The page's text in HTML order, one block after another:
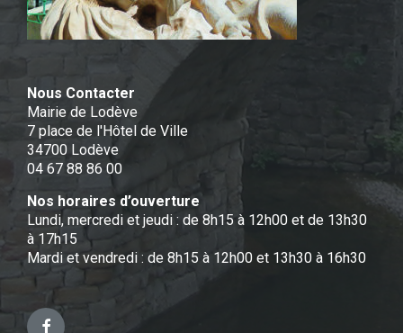
Nous Contacter
Mairie de Lodève
7 place de l'Hôtel de Ville
34700 Lodève
04 67 88 86 00
Nos horaires d’ouverture
Lundi, mercredi et jeudi : de 8h15 à 12h00 et de 13h30
à 17h15
Mardi et vendredi : de 8h15 à 12h00 et 13h30 à 16h30
Facebook